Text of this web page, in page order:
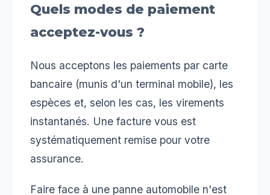
Quels modes de paiement
acceptez-vous ?
Nous acceptons les paiements par carte
bancaire (munis d'un terminal mobile), les
espèces et, selon les cas, les virements
instantanés. Une facture vous est
systématiquement remise pour votre
assurance.
Faire face à une panne automobile n'est